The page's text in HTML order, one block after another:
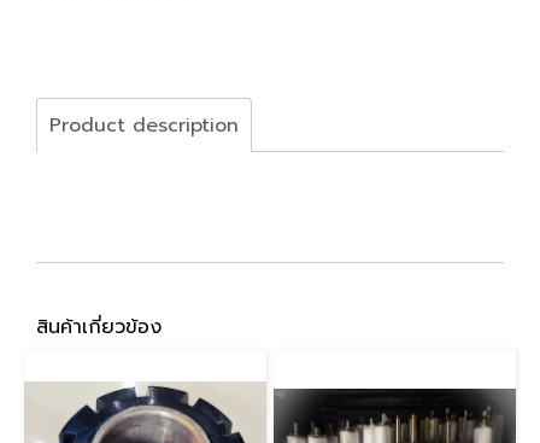
Product description
สินค้าเกี่ยวข้อง